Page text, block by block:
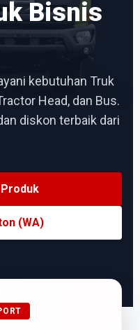
Bisnis
kebutuhan Truk
Head, dan Bus.
diskon terbaik dari
(WA)